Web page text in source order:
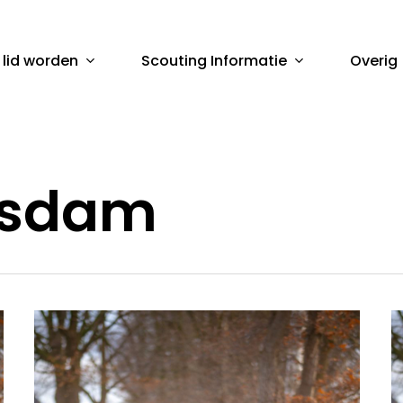
worden Scouting Informatie Overig